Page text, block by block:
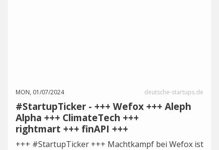
MON, 01/07/2024 deutsche-startups.de
#StartupTicker - +++ Wefox +++ Aleph
Alpha +++ ClimateTech +++
rightmart +++ finAPI +++
+++ #StartupTicker +++ Machtkampf bei Wefox ist